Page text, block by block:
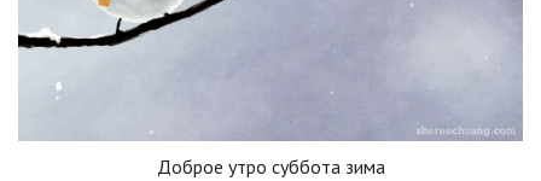
Доброе утро суббота зима